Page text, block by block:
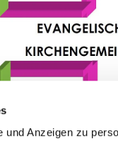
Anzeigen zu